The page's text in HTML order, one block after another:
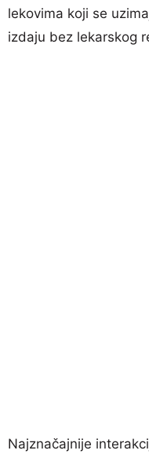
lekovima koji se
izdaju bez lekarskog
Najznačajnije